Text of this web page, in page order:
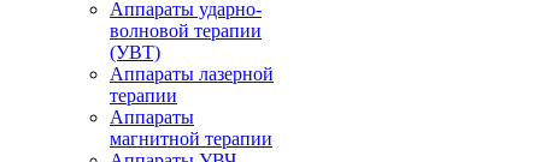
Аппараты ударно-
волновой терапии
(УВТ)
Аппараты лазерной
терапии
Аппараты
магнитной терапии